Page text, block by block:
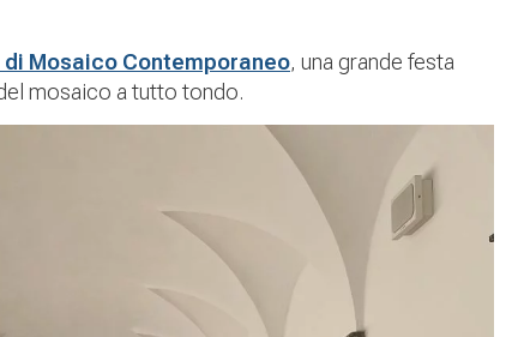
di Mosaico Contemporaneo, una grande festa
mosaico a tutto tondo.